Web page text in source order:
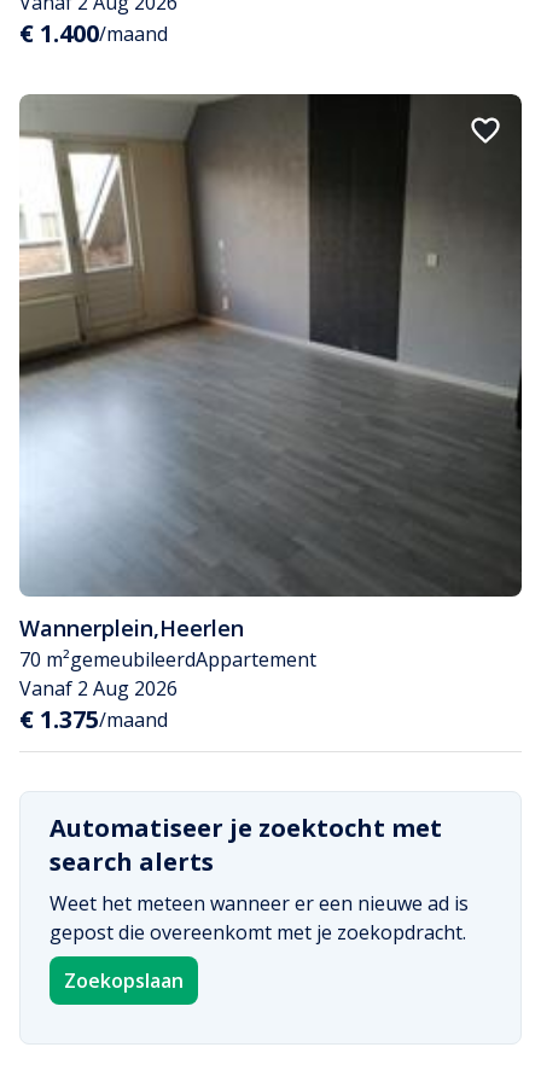
€ 1.400/maand
Wannerplein,Heerlen
70 m²gemeubileerdAppartement
Vanaf 2 Aug 2026
€ 1.375/maand
Automatiseer je zoektocht met
search alerts
Weet het meteen wanneer er een nieuwe ad is
gepost die overeenkomt met je zoekopdracht.
Zoekopslaan